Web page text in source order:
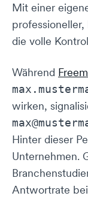
Mit einer
die volle
Während
wirken,
Hinter dieser
Unternehmen.
Antwortrate